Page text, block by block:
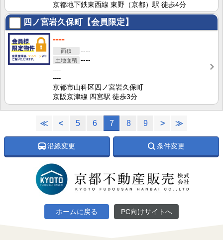
京都地下鉄東西線 東野（京都）駅 徒歩4分
四ノ宮岩久保町【会員限定】
----
----
----
----
----
京都市山科区四ノ宮岩久保町
京阪京津線 四宮駅 徒歩3分
≪ < 5 6 7 8 9 > ≫
沿線変更 条件変更
ホームに戻る PC向けサイトへ